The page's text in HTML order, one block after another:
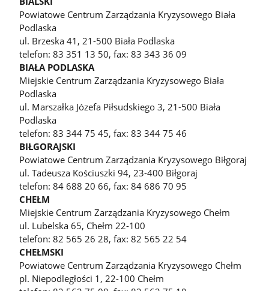
Powiatowe Centrum Zarządzania Kryzysowego Biała
Podlaska
ul. Brzeska 41, 21-500 Biała Podlaska
telefon: 83 351 13 50, fax: 83 343 36 09
BIAŁA PODLASKA
Miejskie Centrum Zarządzania Kryzysowego Biała
Podlaska
ul. Marszałka Józefa Piłsudskiego 3, 21-500 Biała
Podlaska
telefon: 83 344 75 45, fax: 83 344 75 46
BIŁGORAJSKI
Powiatowe Centrum Zarządzania Kryzysowego Biłgoraj
ul. Tadeusza Kościuszki 94, 23-400 Biłgoraj
telefon: 84 688 20 66, fax: 84 686 70 95
CHEŁM
Miejskie Centrum Zarządzania Kryzysowego Chełm
ul. Lubelska 65, Chełm 22-100
telefon: 82 565 26 28, fax: 82 565 22 54
CHEŁMSKI
Powiatowe Centrum Zarządzania Kryzysowego Chełm
pl. Niepodległości 1, 22-100 Chełm